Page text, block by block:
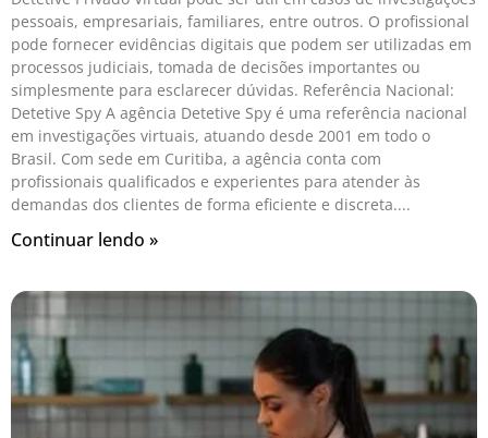
pessoais, empresariais, familiares, entre outros. O profissional
pode fornecer evidências digitais que podem ser utilizadas em
processos judiciais, tomada de decisões importantes ou
simplesmente para esclarecer dúvidas. Referência Nacional:
Detetive Spy A agência Detetive Spy é uma referência nacional
em investigações virtuais, atuando desde 2001 em todo o
Brasil. Com sede em Curitiba, a agência conta com
profissionais qualificados e experientes para atender às
demandas dos clientes de forma eficiente e discreta.
Continuar lendo »